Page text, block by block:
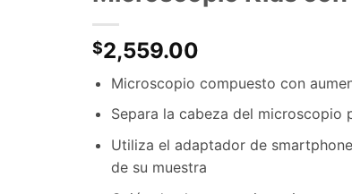
$2,559.00
Microscopio compuesto con
Separa la cabeza del microscopio
Utiliza el adaptador de
de su muestra